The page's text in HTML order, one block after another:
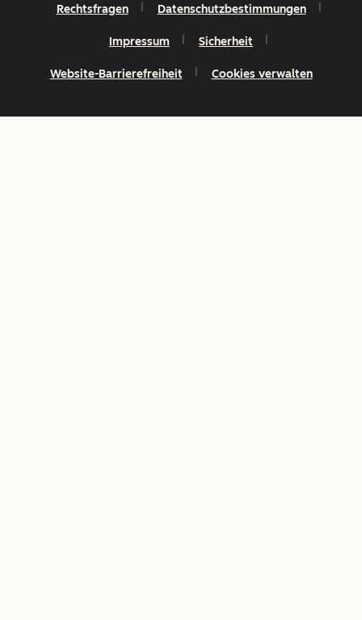
Rechtsfragen Datenschutzbestimmungen
Impressum Sicherheit
Website-Barrierefreiheit Cookies verwalten